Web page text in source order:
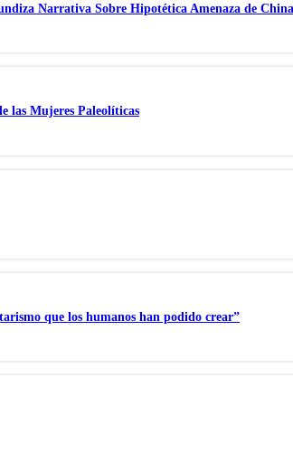
Narrativa Sobre Hipotética Amenaza de
las Mujeres Paleolíticas
que los humanos han podido crear”